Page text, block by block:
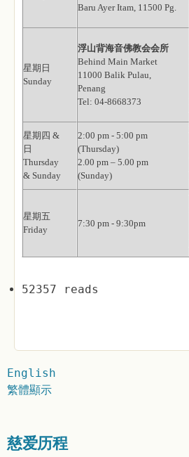
Baru Ayer Itam, 11500 Pg.
星期日
Sunday
浮山背海音佛教会会所
Behind Main Market
11000 Balik Pulau,
Penang
Tel: 04-8668373
星期四 &
日
Thursday
& Sunday
2:00 pm - 5:00 pm
(Thursday)
2.00 pm – 5.00 pm
(Sunday)
星期五
Friday
7:30 pm - 9:30pm
52357 reads
English
繁體顯示
慈爱历程